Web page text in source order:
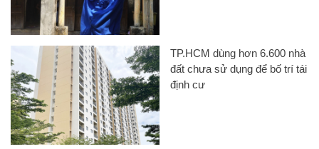
TP.HCM dùng hơn 6.600 nhà
đất chưa sử dụng để bố trí tái
định cư